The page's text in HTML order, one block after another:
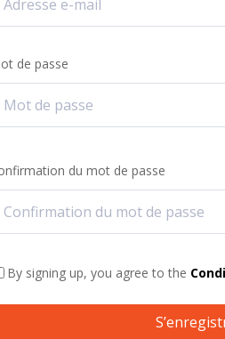
de passe
du mot de passe
By signing up, you agree to the